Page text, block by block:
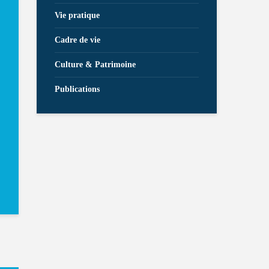
Vie pratique
Cadre de vie
Culture & Patrimoine
Publications